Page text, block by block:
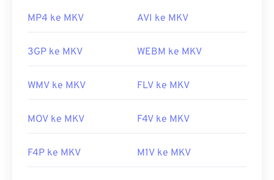
MP4 ke MKV AVI ke MKV
3GP ke MKV WEBM ke MKV
WMV ke MKV FLV ke MKV
MOV ke MKV F4V ke MKV
F4P ke MKV M1V ke MKV